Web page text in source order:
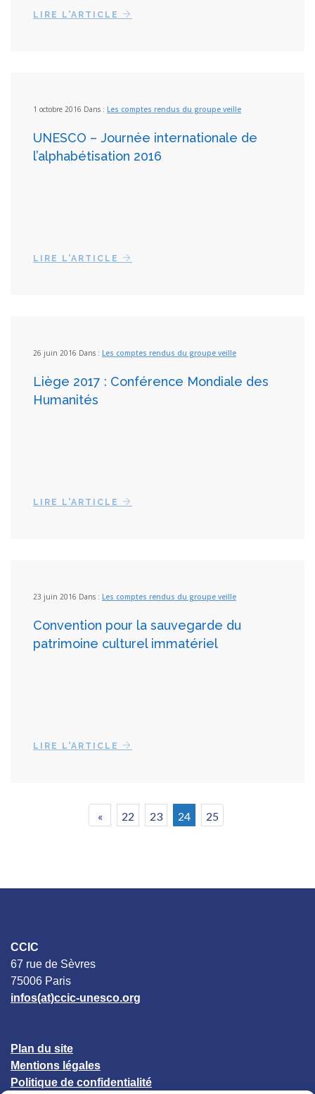
LIRE L'ARTICLE
1 octobre 2016 Dans : Les comptes rendus du groupe veille
UNESCO – Journée internationale de
l’alphabétisation 2016
LIRE L'ARTICLE
26 juin 2016 Dans : Les comptes rendus du groupe veille
Liège 2017 : Conférence Mondiale des
Humanités
LIRE L'ARTICLE
23 juin 2016 Dans : Les comptes rendus du groupe veille
Convention pour la sauvegarde du
patrimoine culturel immatériel
LIRE L'ARTICLE
« 22 23 24 25
CCIC
67 rue de Sèvres
75006 Paris
infos(at)ccic-unesco.org
Plan du site
Mentions légales
Politique de confidentialité